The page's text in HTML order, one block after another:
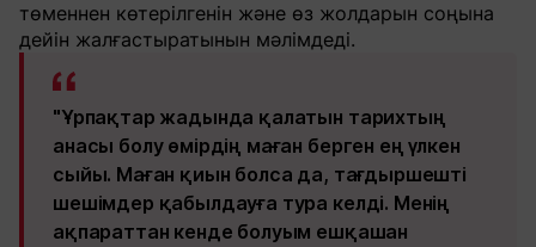
төменнен көтерілгенін және өз жолдарын соңына
дейін жалғастыратынын мәлімдеді.
"Ұрпақтар жадында қалатын тарихтың
анасы болу өмірдің маған берген ең үлкен
сыйы. Маған қиын болса да, тағдыршешті
шешімдер қабылдауға тура келді. Менің
ақпараттан кенде болуым ешқашан